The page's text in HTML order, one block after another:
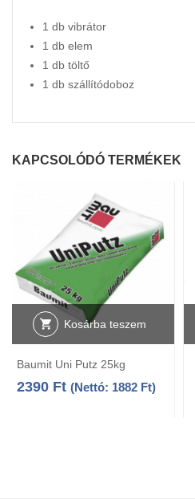
1 db vibrátor
1 db elem
1 db töltő
1 db szállítódoboz
KAPCSOLÓDÓ TERMÉKEK
Kosárba teszem
Baumit Uni Putz 25kg
2390 Ft (Nettó: 1882 Ft)